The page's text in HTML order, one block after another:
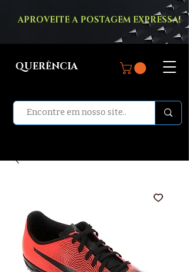
APROVEITE A POSTAGEM EXPRESSA!
QUERÊNCIA